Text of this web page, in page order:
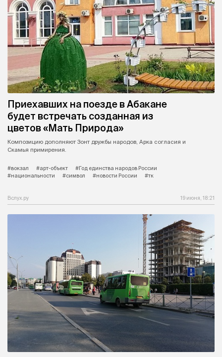
Приехавших на поезде в Абакане
будет встречать созданная из
цветов «Мать Природа»
Композицию дополняют Зонт дружбы народов, Арка согласия и
Скамья примирения.
#вокзал #арт-объект
#Год единства народов России
#национальности
#символ #новости России #тк
Вслух.ру 19 июня, 18:21